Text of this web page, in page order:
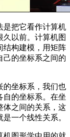
把它看作计算机
久以前。计算机图
结构建模，用矩阵
己的坐标系之间的
坐标系，我们也
自的坐标系。在坐
体之间的关系，这
一个线性关系。